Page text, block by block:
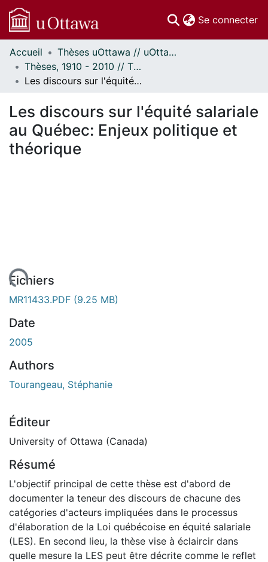
Se connecter
Communautés
et collections
Parcourir
À propos
Accueil
Thèses uOttawa // uOttawa Theses
Thèses, 1910 - 2010 // Theses, 1910 - 2010
Les discours sur l'équité salariale au Québec: Enjeux politique et théorique
Les discours sur l'équité salariale
au Québec: Enjeux politique et
théorique
Fichiers
MR11433.PDF (9.25 MB)
Date
2005
Authors
Tourangeau, Stéphanie
Éditeur
University of Ottawa (Canada)
Résumé
L'objectif principal de cette thèse est d'abord de
documenter la teneur des discours de chacune des
catégories d'acteurs impliquées dans le processus
d'élaboration de la Loi québécoise en équité salariale
(LES). En second lieu, la thèse vise à éclaircir dans
quelle mesure la LES peut être décrite comme le reflet